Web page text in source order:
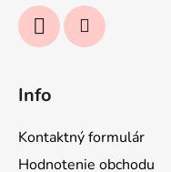
Info
Kontaktný formulár
Hodnotenie obchodu